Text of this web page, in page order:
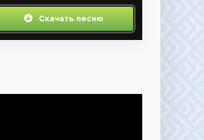
Скачать песню